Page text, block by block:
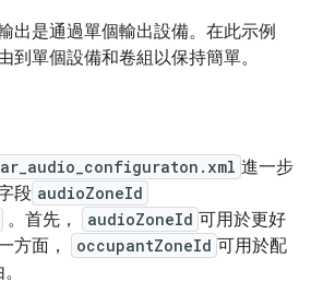
出是通過單個輸出設備。在此示例
到單個設備和卷組以保持簡單。
進一步
段 audioZoneId
。首先， audioZoneId 可用於更好
方面，
occupantZoneId 可用於配